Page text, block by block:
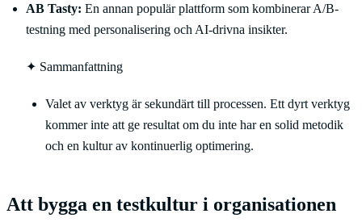
AB Tasty: En annan populär plattform som kombinerar A/B-
testning med personalisering och AI-drivna insikter.
✦ Sammanfattning
Valet av verktyg är sekundärt till processen. Ett dyrt verktyg
kommer inte att ge resultat om du inte har en solid metodik
och en kultur av kontinuerlig optimering.
Att bygga en testkultur i organisationen